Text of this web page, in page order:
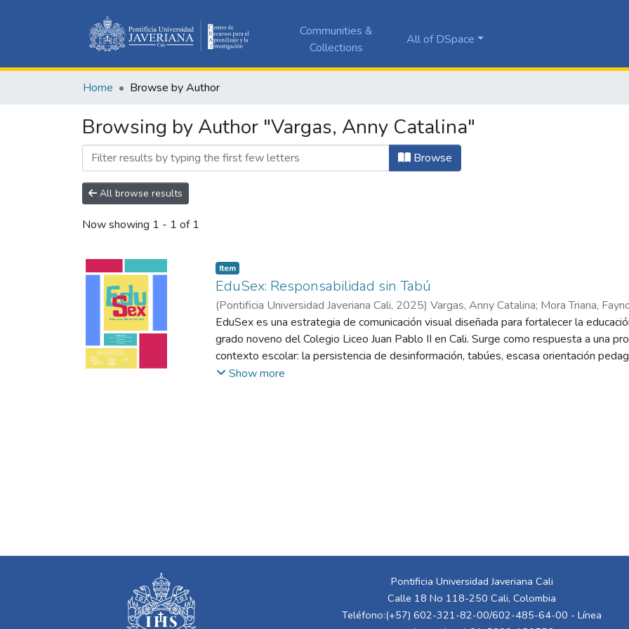
Communities &
Collections
All of DSpace
Home Browse by Author
Browsing by Author "Vargas, Anny Catalina"
Browse
All browse results
Now showing 1 - 1 of 1
Item
EduSex: Responsabilidad sin Tabú
(Pontificia Universidad Javeriana Cali, 2025) Vargas, Anny Catalina; Mora Triana,
EduSex es una estrategia de comunicación visual diseñada para fortalecer la
grado noveno del Colegio Liceo Juan Pablo II en Cali. Surge como respuesta a una
contexto escolar: la persistencia de desinformación, tabúes, escasa orientación
para los adolescentes. Estas limitaciones dificultan la comprensión de temas
Show more
Pontificia Universidad Javeriana Cali
Calle 18 No 118-250 Cali, Colombia
Teléfono:(+57) 602-321-82-00/602-485-64-00 - Línea